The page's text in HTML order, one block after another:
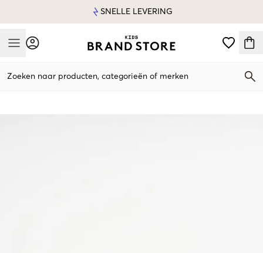
SNELLE LEVERING
Mobile Menu
Zoeken naar producten, categorieën of merken